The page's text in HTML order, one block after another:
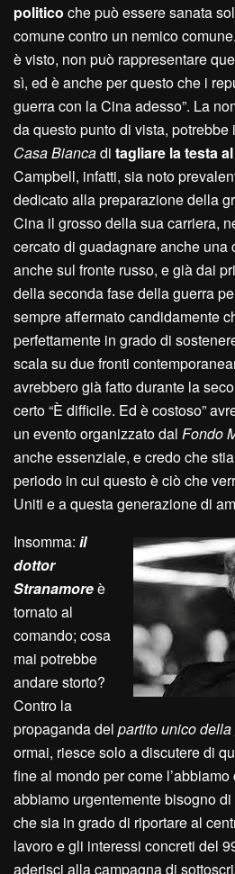
politico che può essere sanata
comune contro un nemico
è visto, non può rappresentare
sì, ed è anche per questo che i
guerra con la Cina adesso”. La
da questo punto di vista,
Casa Biancadi tagliare la testa
Campbell, infatti, sia noto
dedicato alla preparazione della
Cina il grosso della sua carriera,
cercato di guadagnare anche una
anche sul fronte russo, e già dai
della seconda fase della guerra
sempre affermato candidamente
perfettamente in grado di
scala su due fronti
avrebbero già fatto durante la
certo “È difficile. Ed è costoso”
un evento organizzato dal Fondo
anche essenziale, e credo che
periodo in cui questo è ciò che
Uniti e a questa generazione di
Insomma: il
dottor
Stranamoreè
tornato al
comando; cosa
mai potrebbe
andare storto?
Contro la
propaganda del partito unico
ormai, riesce solo a discutere di
fine al mondo per come
abbiamo urgentemente bisogno
che sia in grado di riportare al
lavoro e gli interessi concreti del
aderisci alla campagna di